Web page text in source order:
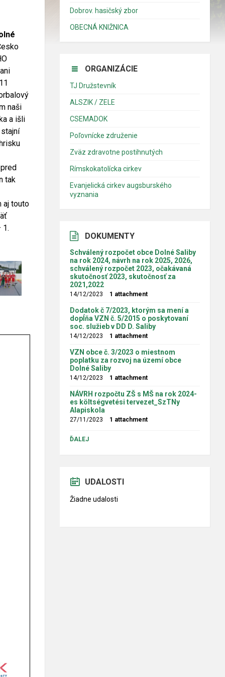
naši
a išli
tak
aj touto
1.
Dobrov. hasičský zbor
OBECNÁ KNIŽNICA
ORGANIZÁCIE
TJ Družstevník
ALSZIK / ZELE
CSEMADOK
Poľovnícke združenie
Zväz zdravotne postihnutých
Rímskokatolícka cirkev
Evanjelická cirkev augsburského
vyznania
DOKUMENTY
Schválený rozpočet obce Dolné Saliby
na rok 2024, návrh na rok 2025, 2026,
schválený rozpočet 2023, očakávaná
skutočnosť 2023, skutočnosť za
2021,2022
14/12/2023 1 attachment
Dodatok č 7/2023, ktorým sa mení a
dopĺňa VZN č. 5/2015 o poskytovaní
soc. služieb v DD D. Saliby
14/12/2023 1 attachment
VZN obce č. 3/2023 o miestnom
poplatku za rozvoj na území obce
Dolné Saliby
14/12/2023 1 attachment
NÁVRH rozpočtu ZŠ s MŠ na rok 2024-
es költségvetési tervezet_SzTNy
Alapiskola
27/11/2023 1 attachment
ĎALEJ
UDALOSTI
Žiadne udalosti